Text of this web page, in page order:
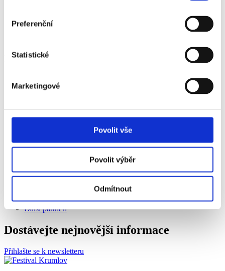
Preferenční
Statistické
Marketingové
Povolit vše
Povolit výběr
Odmítnout
Festival se koná za laskavé podpory
Generální mediální partner
Další partneři
Dostávejte nejnovější informace
Přihlašte se k newsletteru